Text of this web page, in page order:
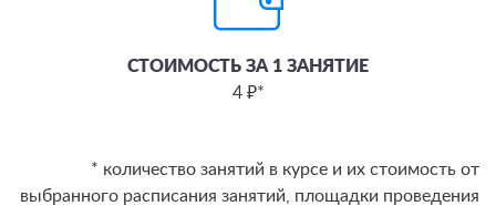
СТОИМОСТЬ ЗА 1 ЗАНЯТИЕ
4 ₽*
* количество занятий в курсе и их стоимость от
выбранного расписания занятий, площадки проведения